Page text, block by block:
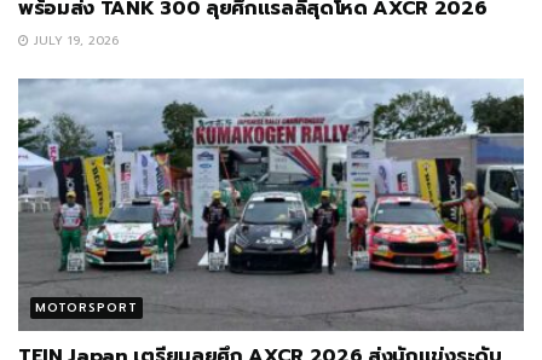
พร้อมส่ง TANK 300 ลุยศึกแรลลีสุดโหด AXCR 2026
JULY 19, 2026
MOTORSPORT